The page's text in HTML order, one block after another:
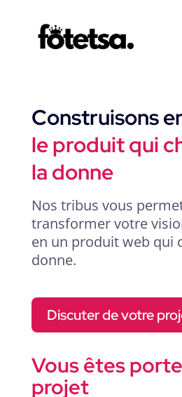
Construisons
le produit qui
la donne
Nos tribus vous
transformer votre
en un produit web qui
donne.
Discuter de votre
Vous êtes
projet